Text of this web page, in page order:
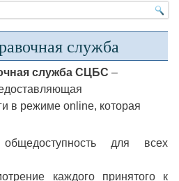
служба
служба СЦБС –
в режиме online, которая
для всех
каждого принятого к